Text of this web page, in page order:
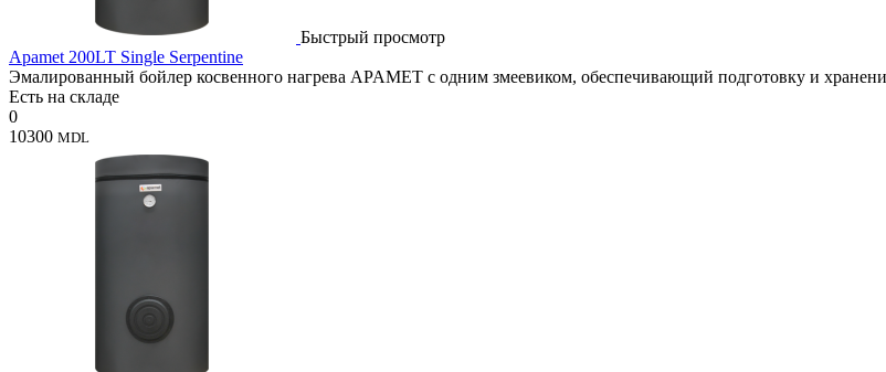
Быстрый просмотр
Apamet 200LT Single Serpentine
Эмалированный бойлер косвенного нагрева APAMET с одним змеевиком, обеспечивающий подготовку и
Есть на складе
0
10300 MDL